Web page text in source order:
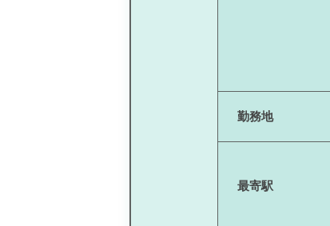
勤務地
最寄駅